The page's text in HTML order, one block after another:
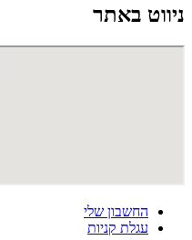
ניווט באתר
החשבון שלי
עגלת קניות